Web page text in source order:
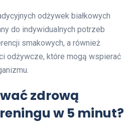
odżywek białkowych
do indywidualnych potrzeb
smakowych, a również
odżywcze, które mogą wspierać
zdrową
w 5 minut?